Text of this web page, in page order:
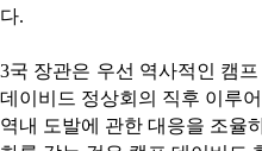
다.
3국 장관은 우선 역사적인 캠
데이비드 정상회의 직후 이루
역내 도발에 관한 대응을 조율